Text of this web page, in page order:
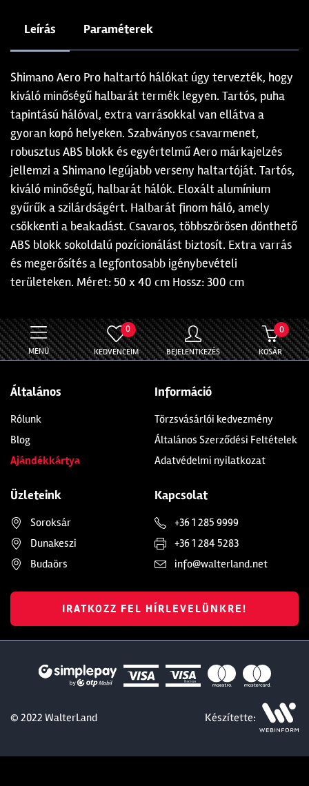
Leírás Paraméterek
Shimano Aero Pro haltartó hálókat úgy tervezték, hogy
kiváló minőségű halbarát termék legyen. Tartós, puha
tapintású hálóval, extra varrásokkal van ellátva a
gyoran kopó helyeken. Szabványos csavarmenet,
robusztus ABS blokk és egyértelmű Aero márkajelzés
jellemzi a Shimano legújabb verseny haltartóját. Tartós,
kiváló minőségű, halbarát hálók. Eloxált alumínium
gyűrűk a szilárdságért. Halbarát finom háló, amely
csökkenti a beakadást. Csavaros, többszörösen dönthető
ABS blokk sokoldalú pozícionálást biztosít. Extra varrás
és megerősítés a legfontosabb igénybevételi
területeken. Méret: 50 x 40 cm Hossz: 300 cm
MENÜ
0
KEDVENCEIM BEJELENTKEZÉS
0
KOSÁR
Általános
Rólunk
Blog
Ajándékkártya
Információ
Törzsvásárlói kedvezmény
Általános Szerződési Feltételek
Adatvédelmi nyilatkozat
Üzleteink
Soroksár
Dunakeszi
Budaörs
Kapcsolat
+36 1 285 9999
+36 1 284 5283
info@walterland.net
IRATKOZZ FEL HÍRLEVELÜNKRE!
© 2022 WalterLand Készítette: